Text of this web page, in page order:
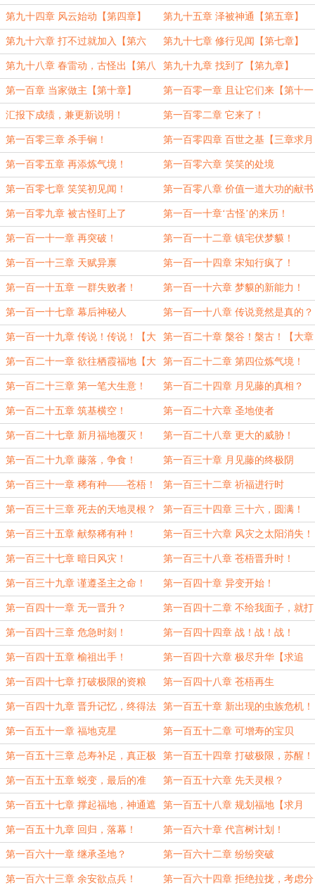
章】
第九十四章 风云始动【第四章】 第九十五章 泽被神通【第五章】
第九十六章 打不过就加入【第六
章】
第九十七章 修行见闻【第七章】
第九十八章 春雷动，古怪出【第八
章】
第九十九章 找到了【第九章】
第一百章 当家做主【第十章】 第一百零一章 且让它们来【第十一
章求订阅】
汇报下成绩，兼更新说明！ 第一百零二章 它来了！
第一百零三章 杀手锏！ 第一百零四章 百世之基【三章求月
票】
第一百零五章 再添炼气境！ 第一百零六章 笑笑的处境
第一百零七章 笑笑初见闻！ 第一百零八章 价值一道大功的献书
第一百零九章 被古怪盯上了 第一百一十章‘古怪’的来历！
第一百一十一章 再突破！ 第一百一十二章 镇宅伏梦貘！
第一百一十三章 天赋异禀 第一百一十四章 宋知行疯了！
第一百一十五章 一群失败者！ 第一百一十六章 梦貘的新能力！
第一百一十七章 幕后神秘人 第一百一十八章 传说竟然是真的？
第一百一十九章 传说！传说！【大
章求月票】
第一百二十章 槃谷！槃古！【大章
求月票！】
第一百二十一章 欲往栖霞福地【大
章】
第一百二十二章 第四位炼气境！
第一百二十三章 第一笔大生意！ 第一百二十四章 月见藤的真相？
第一百二十五章 筑基横空！ 第一百二十六章 圣地使者
第一百二十七章 新月福地覆灭！ 第一百二十八章 更大的威胁！
第一百二十九章 藤落，争食！ 第一百三十章 月见藤的终极阴
谋？？？
第一百三十一章 稀有种——苍梧！ 第一百三十二章 祈福进行时
第一百三十三章 死去的天地灵根？ 第一百三十四章 三十六，圆满！
第一百三十五章 献祭稀有种！ 第一百三十六章 风灾之太阳消失！
第一百三十七章 暗日风灾！ 第一百三十八章 苍梧晋升时！
第一百三十九章 谨遵圣主之命！ 第一百四十章 异变开始！
第一百四十一章 无一晋升？ 第一百四十二章 不给我面子，就打
你！
第一百四十三章 危急时刻！ 第一百四十四章 战！战！战！
第一百四十五章 榆祖出手！ 第一百四十六章 极尽升华【求追
订】
第一百四十七章 打破极限的资粮
【二合一】
第一百四十八章 苍梧再生
第一百四十九章 晋升记忆，终得法
器！
第一百五十章 新出现的虫族危机！
第一百五十一章 福地克星 第一百五十二章 可增寿的宝贝
第一百五十三章 总寿补足，真正极
限！
第一百五十四章 打破极限，苏醒！
第一百五十五章 蜕变，最后的准
备！
第一百五十六章 先天灵根？
第一百五十七章 撑起福地，神通遮
天！【大章求月票】
第一百五十八章 规划福地【求月
票】
第一百五十九章 回归，落幕！ 第一百六十章 代言树计划！
第一百六十一章 继承圣地？ 第一百六十二章 纷纷突破
第一百六十三章 余安欲点兵！ 第一百六十四章 拒绝拉拢，考虑分